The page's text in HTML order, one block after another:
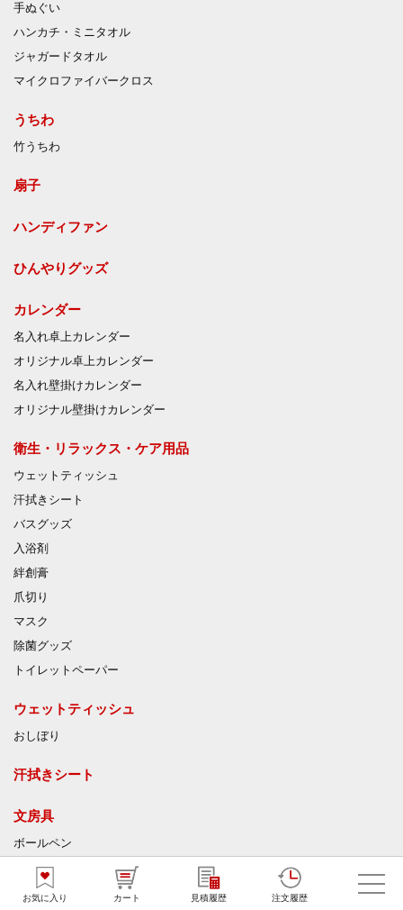
お気に入り カート 見積履歴 注文履歴
手ぬぐい
ハンカチ・ミニタオル
ジャガードタオル
マイクロファイバークロス
うちわ
竹うちわ
扇子
ハンディファン
ひんやりグッズ
カレンダー
名入れ卓上カレンダー
オリジナル卓上カレンダー
名入れ壁掛けカレンダー
オリジナル壁掛けカレンダー
衛生・リラックス・ケア用品
ウェットティッシュ
汗拭きシート
バスグッズ
入浴剤
絆創膏
爪切り
マスク
除菌グッズ
トイレットペーパー
ウェットティッシュ
おしぼり
汗拭きシート
文房具
ボールペン
マーカー・蛍光ペン
シャープペン